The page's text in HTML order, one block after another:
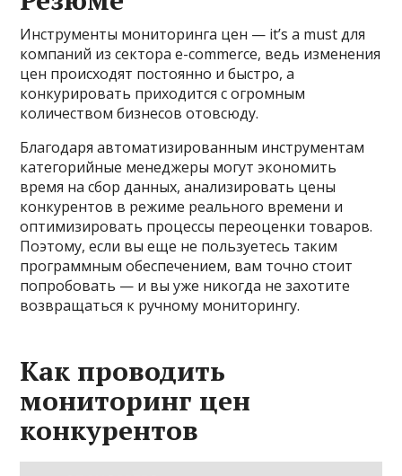
Инструменты мониторинга цен — it’s a must для
компаний из сектора e-commerce, ведь изменения
цен происходят постоянно и быстро, а
конкурировать приходится с огромным
количеством бизнесов отовсюду.
Благодаря автоматизированным инструментам
категорийные менеджеры могут экономить
время на сбор данных, анализировать цены
конкурентов в режиме реального времени и
оптимизировать процессы переоценки товаров.
Поэтому, если вы еще не пользуетесь таким
программным обеспечением, вам точно стоит
попробовать — и вы уже никогда не захотите
возвращаться к ручному мониторингу.
Как проводить
мониторинг цен
конкурентов